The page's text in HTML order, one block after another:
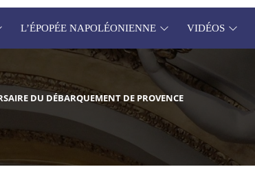
L’ÉPOPÉE NAPOLÉONIENNE VIDÉOS
DU DÉBARQUEMENT DE PROVENCE